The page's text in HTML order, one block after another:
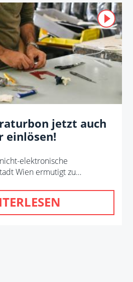
jetzt auch
einlösen!
elektronische
Wien ermutigt zu…